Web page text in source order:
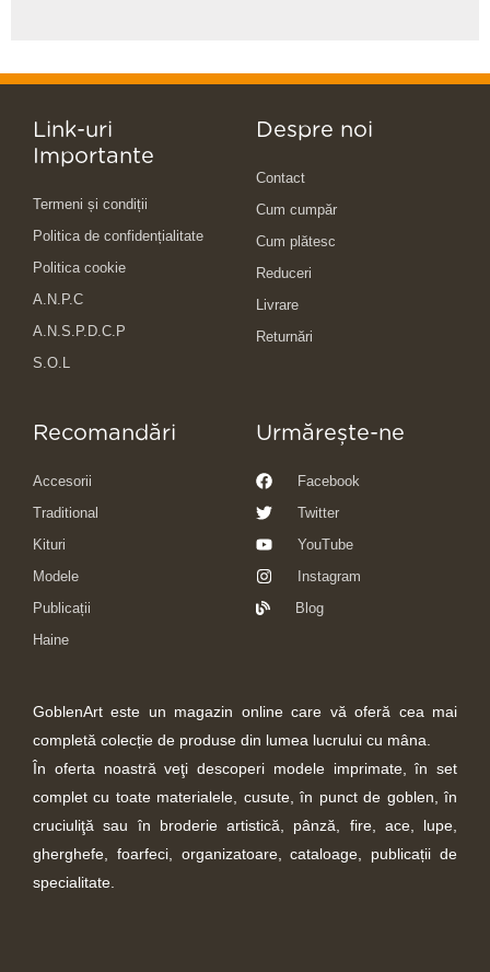
Link-uri
Importante
Termeni și condiții
Politica de confidențialitate
Politica cookie
A.N.P.C
A.N.S.P.D.C.P
S.O.L
Despre noi
Contact
Cum cumpăr
Cum plătesc
Reduceri
Livrare
Returnări
Recomandări
Accesorii
Traditional
Kituri
Modele
Publicații
Haine
Urmărește-ne
Facebook
Twitter
YouTube
Instagram
Blog
GoblenArt este un magazin online care vă oferă cea mai
completă colecție de produse din lumea lucrului cu mâna.
În oferta noastră veţi descoperi modele imprimate, în set
complet cu toate materialele, cusute, în punct de goblen, în
cruciuliţă sau în broderie artistică, pânză, fire, ace, lupe,
gherghefe, foarfeci, organizatoare, cataloage, publicații de
specialitate.